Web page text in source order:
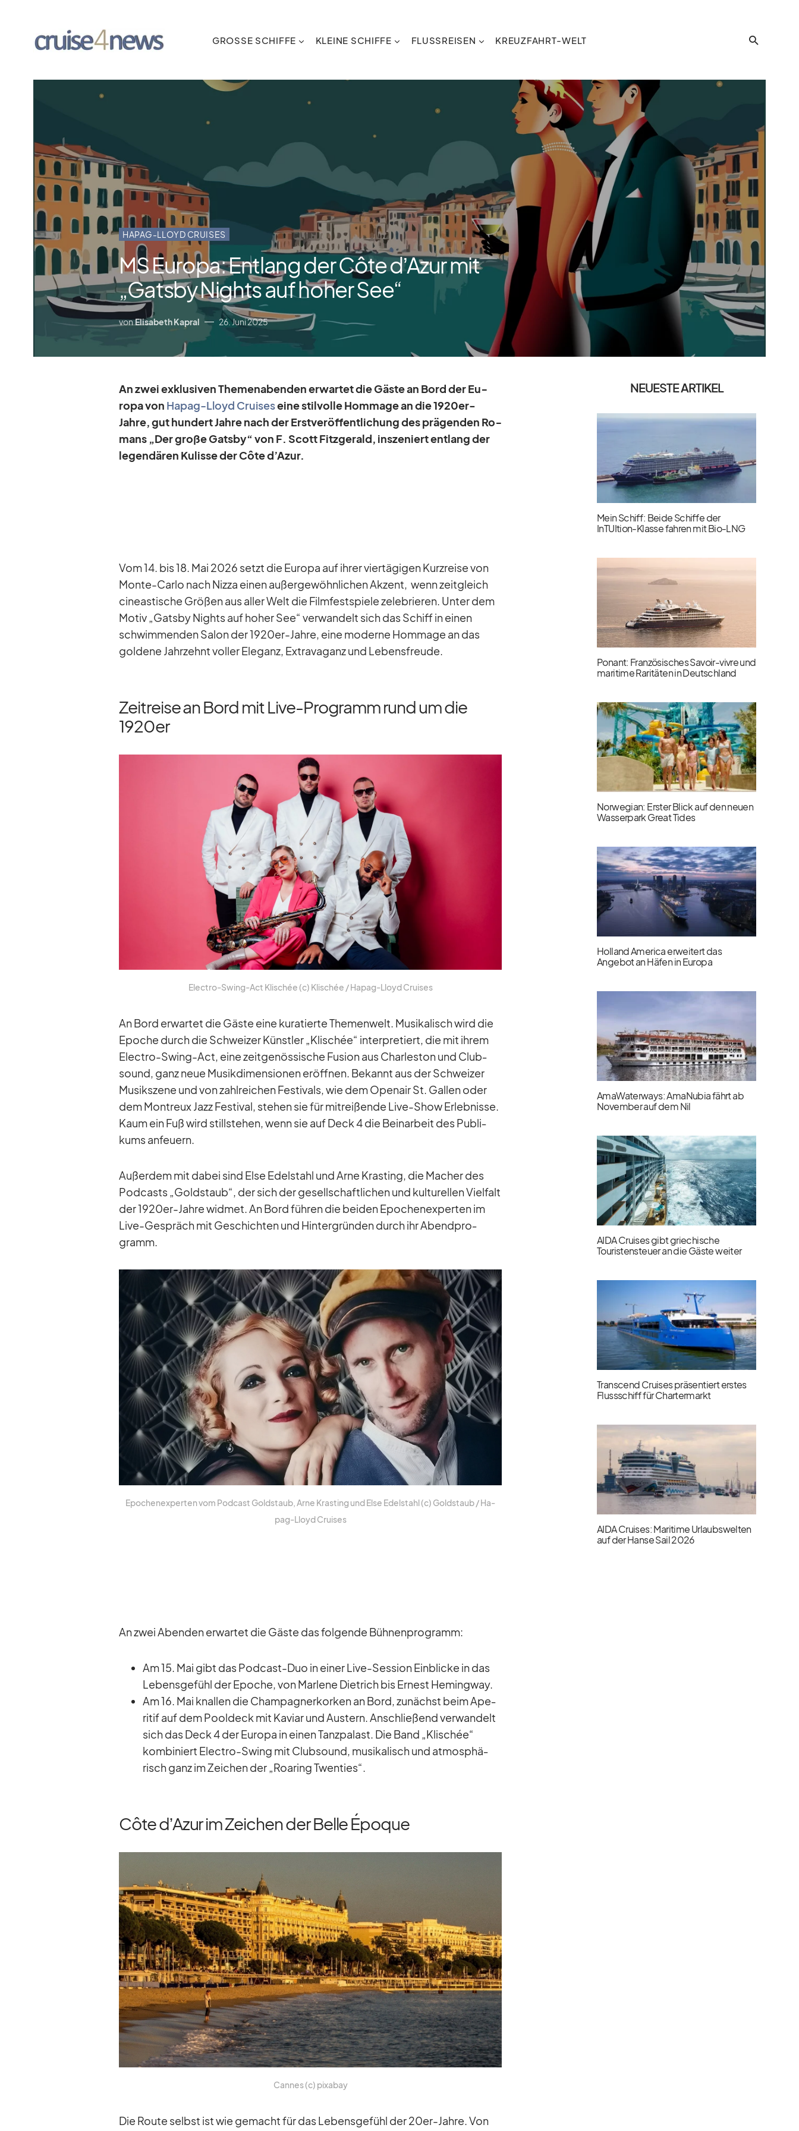
GROSSE SCHIFFE KLEINE SCHIFFE FLUSSREISEN KREUZFAHRT-WELT
HAPAG-LLOYD CRUISES
MS Europa: Entlang der Côte dʼAzur mit
„Gatsby Nights auf hoher See“
vonElisabeth Kapral 26. Juni 2025
An zwei ex­klu­si­ven The­men­aben­den er­war­tet die Gäste an Bord der Eu­
ropa von Ha­pag-Lloyd Crui­seseine stil­volle Hom­mage an die 1920er-
Jahre, gut hun­dert Jahre nach der Erst­ver­öf­fent­li­chung des prä­gen­den Ro­
mans „Der große Gatsby“ von F. Scott Fitz­ge­rald, in­sze­niert ent­lang der
le­gen­dä­ren Ku­lisse der Côte d’Azur.
Vom 14. bis 18. Mai 2026 setzt die Eu­ropa auf ih­rer vier­tä­gi­gen Kurz­reise von
Monte-Carlo nach Nizza ei­nen au­ßer­ge­wöhn­li­chen Ak­zent, wenn zeit­gleich
ci­ne­as­ti­sche Grö­ßen aus al­ler Welt die Film­fest­spiele ze­le­brie­ren. Un­ter dem
Mo­tiv „Gatsby Nights auf ho­her See“ ver­wan­delt sich das Schiff in ei­nen
schwim­men­den Sa­lon der 1920er-Jahre, eine mo­derne Hom­mage an das
gol­dene Jahr­zehnt vol­ler Ele­ganz, Ex­tra­va­ganz und Le­bens­freude.
Zeitreise an Bord mit Live-Programm rund um die
1920er
Elec­tro-Swing-Act Kli­s­chée (c) Kli­s­chée /​ Ha­pag-Lloyd Crui­ses
An Bord er­war­tet die Gäste eine ku­ra­tierte The­men­welt. Mu­si­ka­lisch wird die
Epo­che durch die Schwei­zer Künst­ler „Kli­s­chée“ in­ter­pre­tiert, die mit ih­rem
Elec­tro-Swing-Act, eine zeit­ge­nös­si­sche Fu­sion aus Charles­ton und Club­
sound, ganz neue Mu­sik­di­men­sio­nen er­öff­nen. Be­kannt aus der Schwei­zer
Mu­sik­szene und von zahl­rei­chen Fes­ti­vals, wie dem Open­air St. Gal­len oder
dem Mon­treux Jazz Fes­ti­val, ste­hen sie für mit­rei­ßende Live-Show Er­leb­nisse.
Kaum ein Fuß wird still­ste­hen, wenn sie auf Deck 4 die Bein­ar­beit des Pu­bli­
kums an­feu­ern.
Au­ßer­dem mit da­bei sind Else Edel­stahl und Arne Kras­ting, die Ma­cher des
Pod­casts „Gold­staub“, der sich der ge­sell­schaft­li­chen und kul­tu­rel­len Viel­falt
der 1920er-Jahre wid­met. An Bord füh­ren die bei­den Epo­chen­ex­per­ten im
Live-Ge­spräch mit Ge­schich­ten und Hin­ter­grün­den durch ihr Abend­pro­
gramm.
Epo­chen­ex­per­ten vom Pod­cast Gold­staub, Arne Kras­ting und Else Edel­stahl (c) Gold­staub /​ Ha­
pag-Lloyd Crui­ses
An zwei Aben­den er­war­tet die Gäste das fol­gende Büh­nen­pro­gramm:
Am 15. Mai gibt das Pod­cast-Duo in ei­ner Live-Ses­sion Ein­bli­cke in das
Le­bens­ge­fühl der Epo­che, von Mar­lene Diet­rich bis Er­nest He­ming­way.
Am 16. Mai knal­len die Cham­pa­gner­kor­ken an Bord, zu­nächst beim Ape­
ri­tif auf dem Pool­deck mit Ka­viar und Aus­tern. An­schlie­ßend ver­wan­delt
sich das Deck 4 der Eu­ropa in ei­nen Tanz­pa­last. Die Band „Kli­s­chée“
kom­bi­niert Elec­tro-Swing mit Club­sound, mu­si­ka­lisch und at­mo­sphä­
risch ganz im Zei­chen der „Roaring Twen­ties“.
Côte dʼAzur im Zeichen der Belle Époque
Can­nes (c) pix­a­bay
Die Route selbst ist wie ge­macht für das Le­bens­ge­fühl der 20er-Jahre. Von
NEUESTE ARTIKEL
Mein Schiff: Beide Schiffe der
InTUItion-Klasse fahren mit Bio-LNG
Ponant: Französisches Savoir-vivre und
maritime Raritäten in Deutschland
Norwegian: Erster Blick auf den neuen
Wasserpark Great Tides
Holland America erweitert das
Angebot an Häfen in Europa
AmaWaterways: AmaNubia fährt ab
November auf dem Nil
AIDA Cruises gibt griechische
Touristensteuer an die Gäste weiter
Transcend Cruises präsentiert erstes
Flussschiff für Chartermarkt
AIDA Cruises: Maritime Urlaubswelten
auf der Hanse Sail 2026